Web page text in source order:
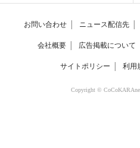
お問い合わせ ニュース配信先
会社概要 広告掲載について
サイトポリシー 利用
Copyright ©